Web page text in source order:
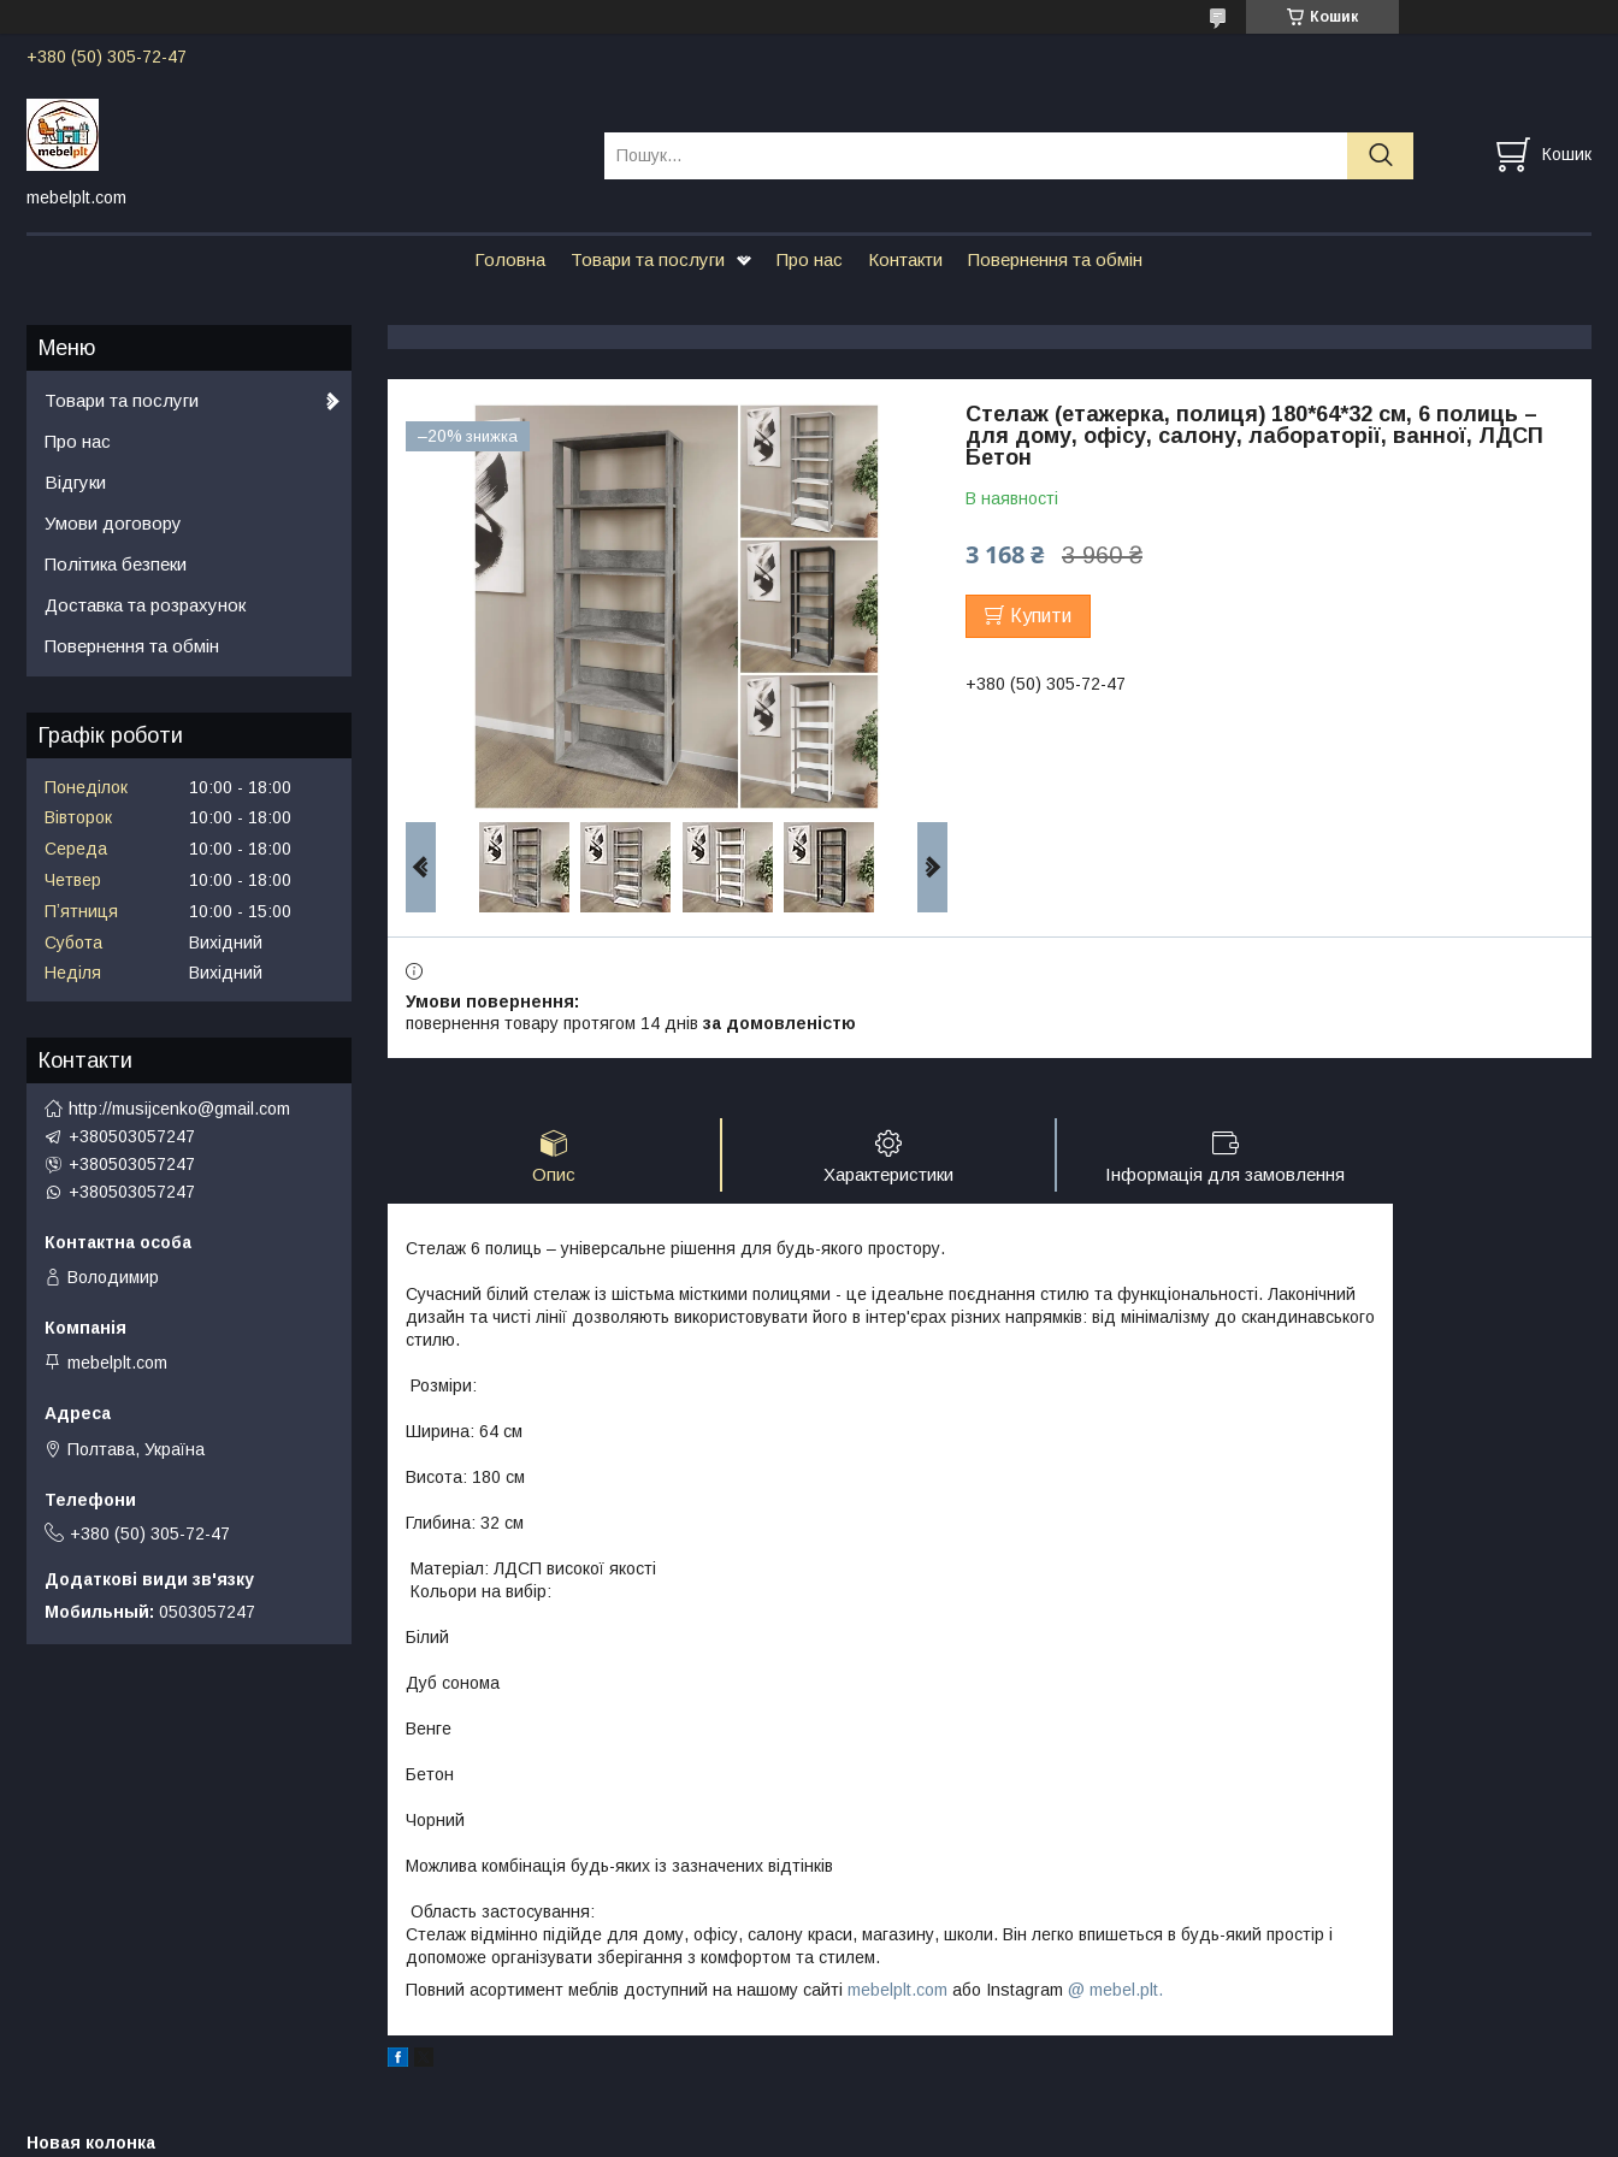
Кошик
+380 (50) 305-72-47
mebelplt.com
Кошик
Головна Товари та послуги Про нас Контакти Повернення та обмін
–20%
Стелаж (етажерка, полиця) 180*64*32 см, 6 полиць –
для дому, офісу, салону, лабораторії, ванної, ЛДСП
Бетон
В наявності
3 960 ₴
3 168 ₴
Купити
+380 (50) 305-72-47
повернення товару протягом 14 днів за домовленістю
Опис Характеристики Інформація для замовлення
Стелаж 6 полиць – універсальне рішення для будь-якого простору.
Сучасний білий стелаж із шістьма місткими полицями - це ідеальне поєднання стилю та функціональності. Лаконічний
дизайн та чисті лінії дозволяють використовувати його в інтер'єрах різних напрямків: від мінімалізму до скандинавського
стилю.
Розміри:
Ширина: 64 см
Висота: 180 см
Глибина: 32 см
Матеріал: ЛДСП високої якості
Кольори на вибір:
Білий
Дуб сонома
Венге
Бетон
Чорний
Можлива комбінація будь-яких із зазначених відтінків
Область застосування:
Стелаж відмінно підійде для дому, офісу, салону краси, магазину, школи. Він легко впишеться в будь-який простір і
допоможе організувати зберігання з комфортом та стилем.
Повний асортимент меблів доступний на нашому сайті mebelplt.com або Instagram @ mebel.plt.
Товари та послуги
Про нас
Відгуки
Умови договору
Політика безпеки
Доставка та розрахунок
Повернення та обмін
Графік роботи
Понеділок 10:00
18:00
Вівторок
10:00
18:00
Середа
10:00
18:00
Четвер
10:00
18:00
Пʼятниця
10:00
15:00
Субота
Вихідний
Неділя
Вихідний
Контакти
http://musijcenko@gmail.com
+380503057247
+380503057247
+380503057247
Володимир
mebelplt.com
Полтава, Україна
+380 (50) 305-72-47
Мобильный 0503057247
Новая колонка